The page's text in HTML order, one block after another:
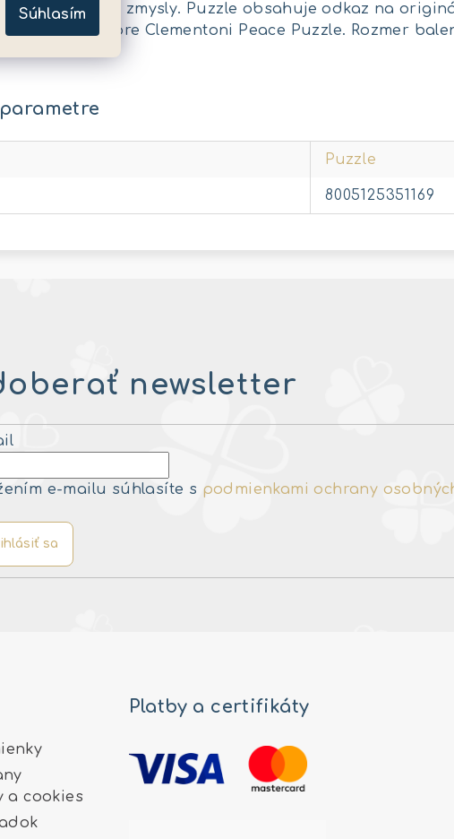
Súhlasímna naše zmysly. Puzzle obsahuje odkaz na
špeciálne pre Clementoni Peace Puzzle. Rozmer
Puzzle
8005125351169
newsletter
e-mailu súhlasíte s podmienkami ochrany
sa
a cookies
Platby a certifikáty